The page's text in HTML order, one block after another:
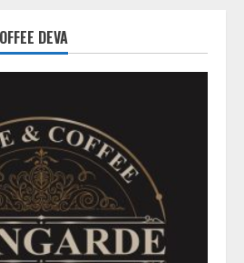
pentru
șoferiDEVA